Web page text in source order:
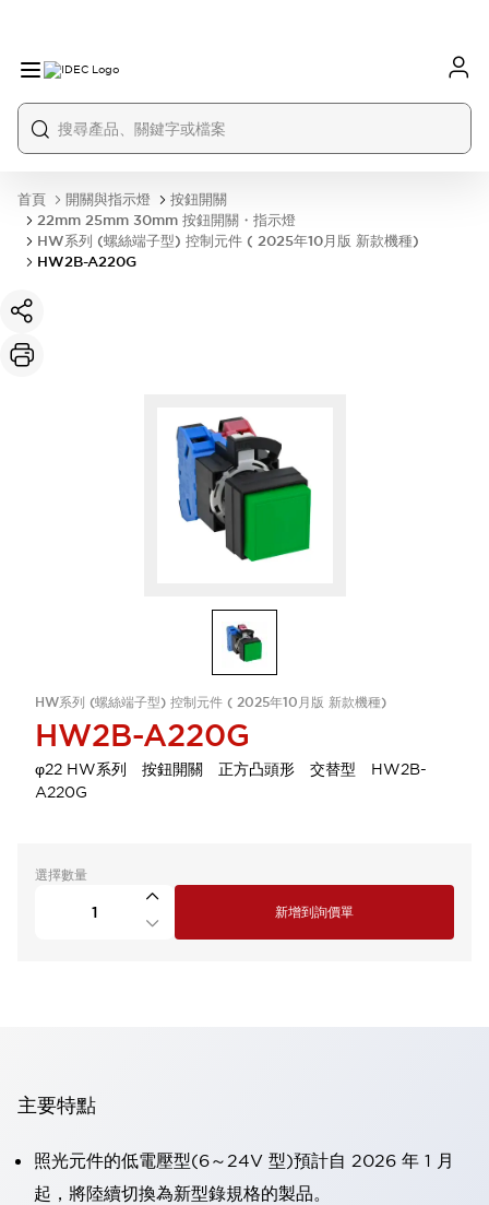
首頁 開關與指示燈
按鈕開關
22mm 25mm 30mm 按鈕開關・指示燈
HW系列 (螺絲端子型) 控制元件 ( 2025年10月版 新款機種)
HW2B-A220G
HW系列 (螺絲端子型) 控制元件 ( 2025年10月版 新款機種)
HW2B-A220G
φ22 HW系列 按鈕開關 正方凸頭形 交替型 HW2B-
A220G
選擇數量
新增到詢價單
主要特點
照光元件的低電壓型(6～24V 型)預計自 2026 年 1 月
起，將陸續切換為新型錄規格的製品。